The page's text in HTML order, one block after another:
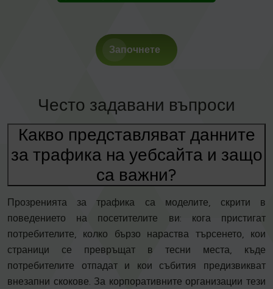
Започнете
Често задавани въпроси
Какво представляват данните
за трафика на уебсайта и защо
са важни?
Прозренията за трафика са моделите, скрити в
поведението на посетителите ви: кога пристигат
потребителите, колко бързо нараства търсенето, кои
страници се превръщат в тесни места, къде
потребителите отпадат и кои събития предизвикват
внезапни скокове. За корпоративните организации тези